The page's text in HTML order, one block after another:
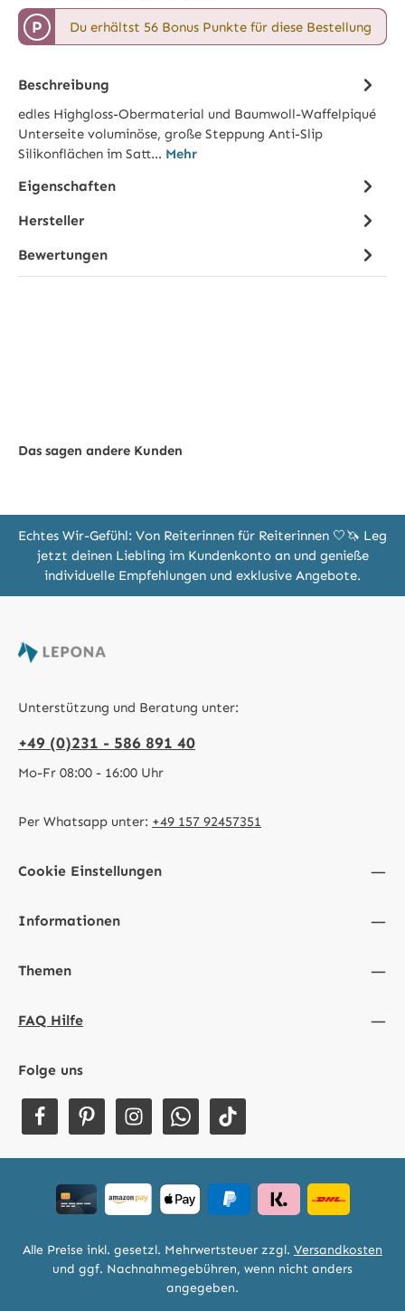
P Du erhältst 56 Bonus Punkte für diese Bestellung
Beschreibung
edles Highgloss-Obermaterial und Baumwoll-Waffelpiqué
Unterseite voluminöse, große Steppung Anti-Slip
Silikonflächen im Satt… Mehr
Eigenschaften
Hersteller
Bewertungen
Das sagen andere Kunden
Echtes Wir-Gefühl: Von Reiterinnen für Reiterinnen 🤍🦄 Leg
jetzt deinen Liebling im Kundenkonto an und genieße
individuelle Empfehlungen und exklusive Angebote.
Unterstützung und Beratung unter:
+49 (0)231 - 586 891 40
Mo-Fr 08:00 - 16:00 Uhr
Per Whatsapp unter: +49 157 92457351
Cookie Einstellungen
Informationen
Themen
FAQ Hilfe
Folge uns
Alle Preise inkl. gesetzl. Mehrwertsteuer zzgl. Versandkosten
und ggf. Nachnahmegebühren, wenn nicht anders
angegeben.